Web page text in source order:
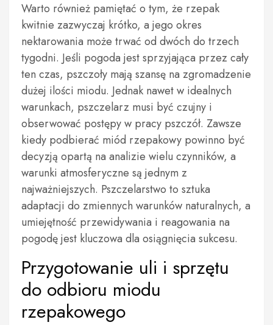
Warto również pamiętać o tym, że rzepak
kwitnie zazwyczaj krótko, a jego okres
nektarowania może trwać od dwóch do trzech
tygodni. Jeśli pogoda jest sprzyjająca przez cały
ten czas, pszczoły mają szansę na zgromadzenie
dużej ilości miodu. Jednak nawet w idealnych
warunkach, pszczelarz musi być czujny i
obserwować postępy w pracy pszczół. Zawsze
kiedy podbierać miód rzepakowy powinno być
decyzją opartą na analizie wielu czynników, a
warunki atmosferyczne są jednym z
najważniejszych. Pszczelarstwo to sztuka
adaptacji do zmiennych warunków naturalnych, a
umiejętność przewidywania i reagowania na
pogodę jest kluczowa dla osiągnięcia sukcesu.
Przygotowanie uli i sprzętu
do odbioru miodu
rzepakowego